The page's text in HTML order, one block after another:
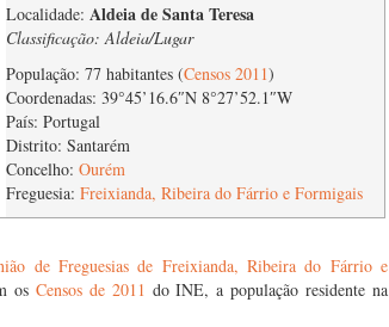
Localidade: Aldeia de Santa Teresa
Classificação: Aldeia/Lugar
População: 77 habitantes (Censos 2011)
Coordenadas: 39°45’16.6″N 8°27’52.1″W
País: Portugal
Distrito: Santarém
Concelho: Ourém
Freguesia: Freixianda, Ribeira do Fárrio e Formigais
de Freguesias de Freixianda, Ribeira do Fárrio e
os Censos de 2011 do INE, a população residente na